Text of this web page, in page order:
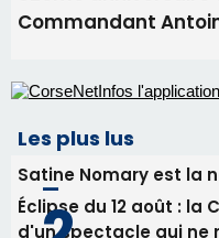
05/08/2026 09:53
procession le 14 août
31/07/2026 08:24
Tennis - Début ce
RCPV
31/07/2026 08:22